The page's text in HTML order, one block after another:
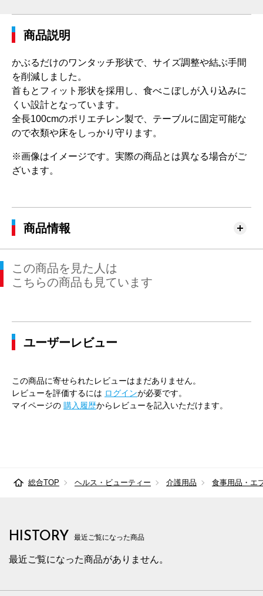
商品説明
かぶるだけのワンタッチ形状で、サイズ調整や結ぶ手間
を削減しました。
首もとフィット形状を採用し、食べこぼしが入り込みに
くい設計となっています。
全長100cmのポリエチレン製で、テーブルに固定可能な
ので衣類や床をしっかり守ります。
※画像はイメージです。実際の商品とは異なる場合がご
ざいます。
商品情報
この商品を見た人は
こちらの商品も見ています
ユーザーレビュー
この商品に寄せられたレビューはまだありません。
レビューを評価するには ログインが必要です。
マイページの 購入履歴からレビューを記入いただけます。
総合TOP ヘルス・ビューティー 介護用品 食事用品・エ
HISTORY 最近ご覧になった商品
最近ご覧になった商品がありません。